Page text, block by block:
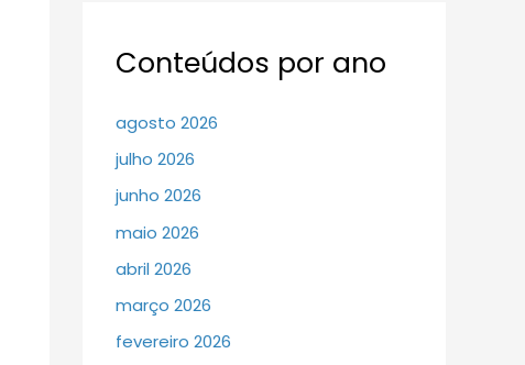
Conteúdos por ano
agosto 2026
julho 2026
junho 2026
maio 2026
abril 2026
março 2026
fevereiro 2026